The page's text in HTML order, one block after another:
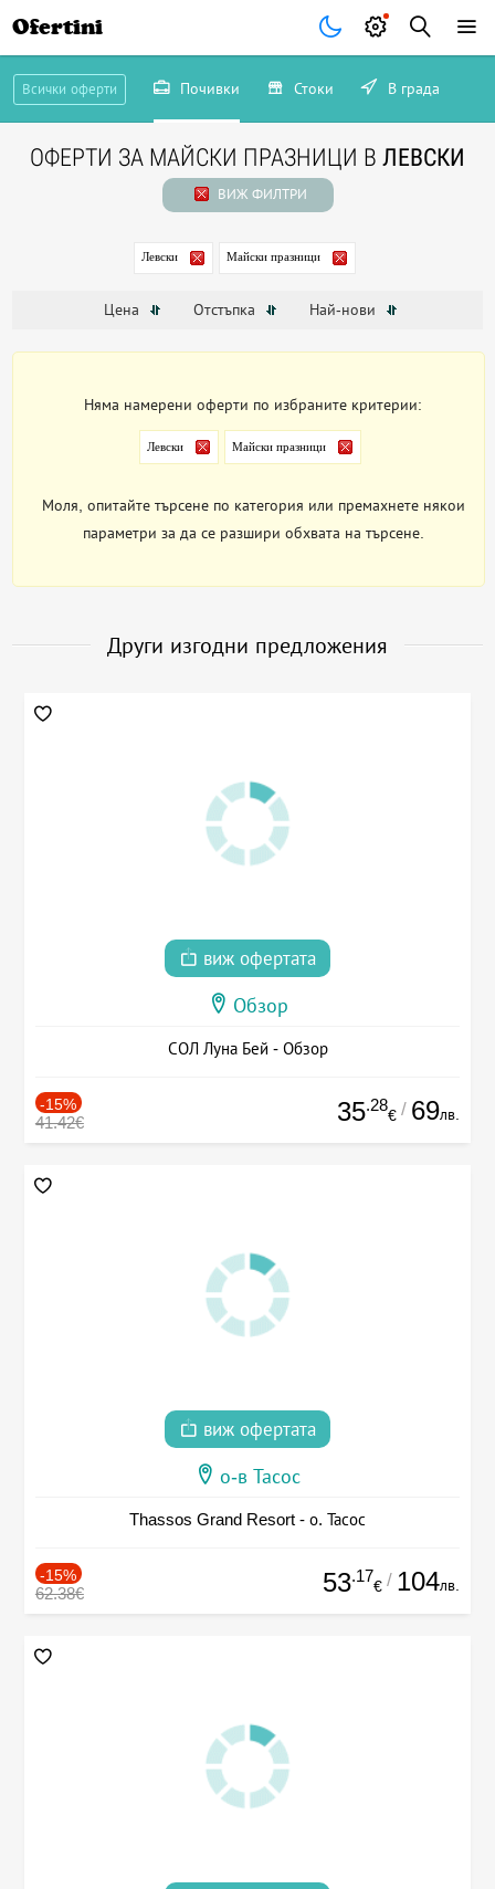
Ofertini
Всички оферти Почивки Стоки В града
ОФЕРТИ ЗА МАЙСКИ ПРАЗНИЦИ В ЛЕВСКИ
ВИЖ ФИЛТРИ
Левски Майски празници
Цена Отстъпка Най-нови
Няма намерени оферти по избраните критерии:
Левски Майски празници
Моля, опитайте търсене по категория или премахнете някои
параметри за да се разшири обхвата на търсене.
Други изгодни предложения
виж офертата
Обзор
СОЛ Луна Бей - Обзор
-15%
41.42€ 35.28
€ / 69лв.
виж офертата
о-в Тасос
Thassos Grand Resort - о. Тасос
-15%
62.38€ 53.17
€ / 104лв.